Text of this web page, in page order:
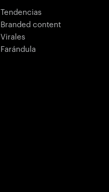
Tendencias
Branded content
Virales
Farándula